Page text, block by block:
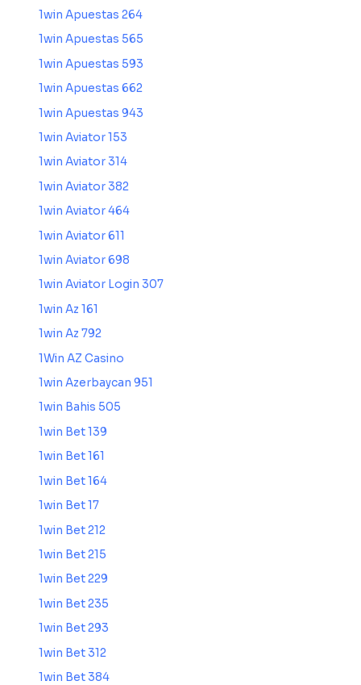
1win Apuestas 264
1win Apuestas 565
1win Apuestas 593
1win Apuestas 662
1win Apuestas 943
1win Aviator 153
1win Aviator 314
1win Aviator 382
1win Aviator 464
1win Aviator 611
1win Aviator 698
1win Aviator Login 307
1win Az 161
1win Az 792
1Win AZ Casino
1win Azerbaycan 951
1win Bahis 505
1win Bet 139
1win Bet 161
1win Bet 164
1win Bet 17
1win Bet 212
1win Bet 215
1win Bet 229
1win Bet 235
1win Bet 293
1win Bet 312
1win Bet 384